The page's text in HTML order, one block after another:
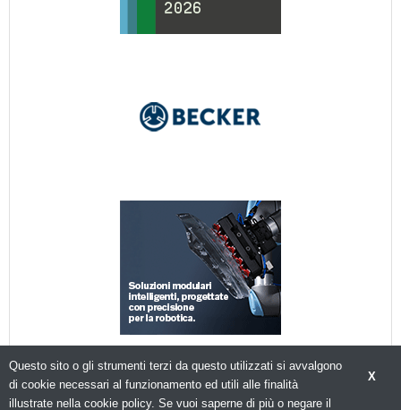
X
Questo sito o gli strumenti terzi da questo utilizzati si avvalgono
di cookie necessari al funzionamento ed utili alle finalità
illustrate nella cookie policy. Se vuoi saperne di più o negare il